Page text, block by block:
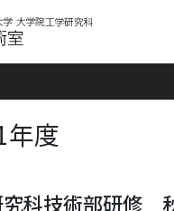
年度
究科技術部研修